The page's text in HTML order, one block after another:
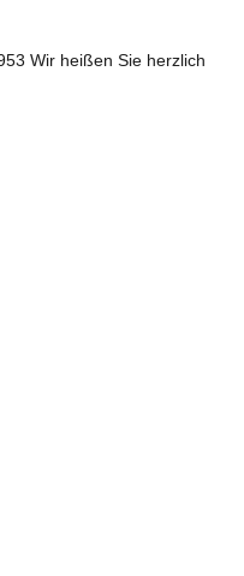
Wir heißen Sie herzlich